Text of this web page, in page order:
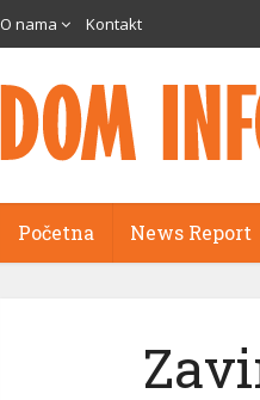
O nama Kontakt
Početna News Report